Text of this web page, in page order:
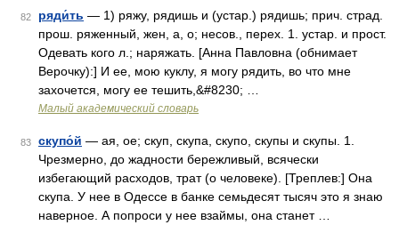
82 ряди́ть — 1) ряжу, рядишь и (устар.) рядишь; прич. страд.
прош. ряженный, жен, а, о; несов., перех. 1. устар. и прост.
Одевать кого л.; наряжать. [Анна Павловна (обнимает
Верочку):] И ее, мою куклу, я могу рядить, во что мне
захочется, могу ее тешить,&#8230; …
Малый академический словарь
83 скупо́й — ая, ое; скуп, скупа, скупо, скупы и скупы. 1.
Чрезмерно, до жадности бережливый, всячески
избегающий расходов, трат (о человеке). [Треплев:] Она
скупа. У нее в Одессе в банке семьдесят тысяч это я знаю
наверное. А попроси у нее взаймы, она станет …